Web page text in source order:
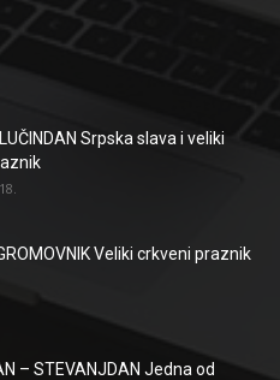
Srpska slava i veliki
Veliki crkveni praznik
– STEVANJDAN Jedna od